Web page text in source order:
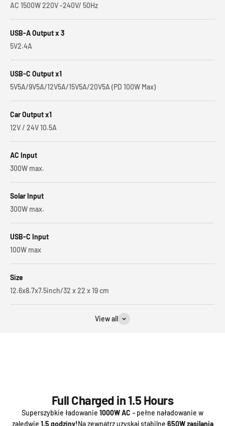
AC 1500W 220V -240V/ 50Hz
USB-A Output x 3
5V2.4A
USB-C Output x1
5V5A/9V5A/12V5A/15V5A/20V5A (PD 100W Max)
Car Output x1
12V / 24V 10.5A
AC Input
300W max.
Solar Input
300W max.
USB-C Input
100W max
Size
12.6x8.7x7.5inch/‎32 x 22 x 19 cm
View all
Full Charged in 1.5 Hours
Superszybkie ładowanie 1000W AC – pełne naładowanie w
zaledwie 1,5 godziny!Na zewnątrz uzyskaj stabilne 650W zasilania